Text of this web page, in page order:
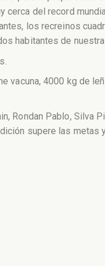
del record
los recreinos
habitantes de
vacuna, 4000 kg de
Rondan Pablo, Silva
supere las metas